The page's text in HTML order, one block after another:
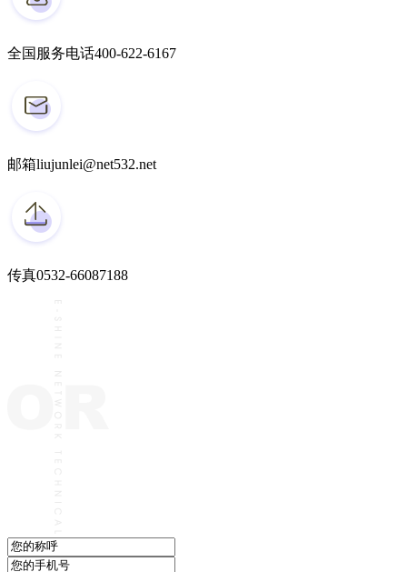
全国服务电话400-622-6167
邮箱liujunlei@net532.net
传真0532-66087188